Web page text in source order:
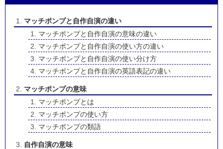
マッチポンプと自作自演の違い
マッチポンプと自作自演の意味の違い
マッチポンプと自作自演の使い方の違い
マッチポンプと自作自演の使い分け方
マッチポンプと自作自演の英語表記の違い
マッチポンプの意味
マッチポンプとは
マッチポンプの使い方
マッチポンプの類語
自作自演の意味